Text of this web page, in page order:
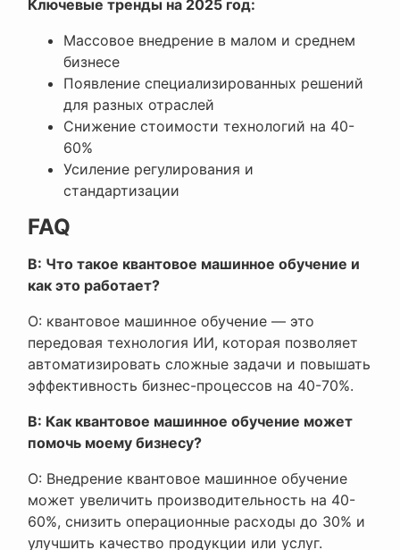
Ключевые тренды на 2025 год:
Массовое внедрение в малом и среднем
бизнесе
Появление специализированных решений
для разных отраслей
Снижение стоимости технологий на 40-
60%
Усиление регулирования и
стандартизации
FAQ
В: Что такое квантовое машинное обучение и
как это работает?
О: квантовое машинное обучение — это
передовая технология ИИ, которая позволяет
автоматизировать сложные задачи и повышать
эффективность бизнес-процессов на 40-70%.
В: Как квантовое машинное обучение может
помочь моему бизнесу?
О: Внедрение квантовое машинное обучение
может увеличить производительность на 40-
60%, снизить операционные расходы до 30% и
улучшить качество продукции или услуг.